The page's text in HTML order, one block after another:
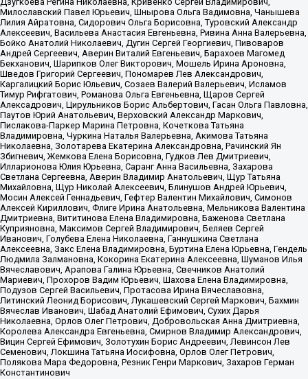
Милославский Павел Юрьевич, Шнырова Ольга Вадимовна, Чанышева
Лилия Айратовна, Сидорович Ольга Борисовна, Туровский Александр
Алексеевич, Васильева Анастасия Евгеньевна, Ривина Анна Валерьевна,
Бойко Анатолий Николаевич, Дугин Сергей Георгиевич, Пивоваров
Андрей Сергеевич, Аверин Виталий Евгеньевич, Барахоев Магомед
Бекханович, Шарипков Олег Викторович, Мошель Ирина Ароновна,
Шведов Григорий Сергеевич, Пономарев Лев Александрович,
Каргалицкий Борис Юльевич, Созаев Валерий Валерьевич, Исламов
Тимур Рифгатович, Романова Ольга Евгеньевна, Щаров Сергей
Алексадрович, Цирульников Борис Альбертович, Гасан Ольга Павловна,
Паутов Юрий Анатольевич, Верховский Александр Маркович,
Пислакова-Паркер Марина Петровна, Кочеткова Татьяна
Владимировна, Чуркина Наталья Валерьевна, Акимова Татьяна
Николаевна, Золотарева Екатерина Александровна, Рачинский Ян
Збигневич, Жемкова Елена Борисовна, Гудков Лев Дмитриевич,
Илларионова Юлия Юрьевна, Саранг Анна Васильевна, Захарова
Светлана Сергеевна, Аверин Владимир Анатольевич, Щур Татьяна
Михайловна, Щур Николай Алексеевич, Блинушов Андрей Юрьевич,
Мосин Алексей Геннадьевич, Гефтер Валентин Михайлович, Симонов
Алексей Кириллович, Флиге Ирина Анатольевна, Мельникова Валентина
Дмитриевна, Вититинова Елена Владимировна, Баженова Светлана
Куприяновна, Максимов Сергей Владимирович, Беляев Сергей
Иванович, Голубева Елена Николаевна, Ганнушкина Светлана
Алексеевна, Закс Елена Владимировна, Буртина Елена Юрьевна, Гендель
Людмила Залмановна, Кокорина Екатерина Алексеевна, Шуманов Илья
Вячеславович, Арапова Галина Юрьевна, Свечников Анатолий
Мариевич, Прохоров Вадим Юрьевич, Шахова Елена Владимировна,
Подузов Сергей Васильевич, Протасова Ирина Вячеславовна,
Литинский Леонид Борисович, Лукашевский Сергей Маркович, Бахмин
Вячеслав Иванович, Шабад Анатолий Ефимович, Сухих Дарья
Николаевна, Орлов Олег Петрович, Добровольская Анна Дмитриевна,
Королева Александра Евгеньевна, Смирнов Владимир Александрович,
Вицин Сергей Ефимович, Золотухин Борис Андреевич, Левинсон Лев
Семенович, Локшина Татьяна Иосифовна, Орлов Олег Петрович,
Полякова Мара Федоровна, Резник Генри Маркович, Захаров Герман
Константинович